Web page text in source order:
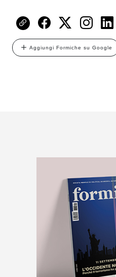
Aggiungi Formiche su Google